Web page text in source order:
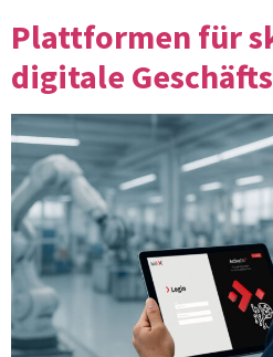
Plattformen für
digitale